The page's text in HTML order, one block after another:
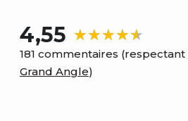
4,55
181 commentaires (respectant
Grand Angle)